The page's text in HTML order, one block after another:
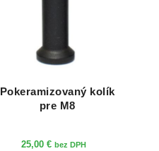
Pokeramizovaný kolík
pre M8
25,00€ bez DPH